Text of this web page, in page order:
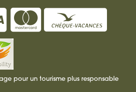
pour un tourisme plus responsable